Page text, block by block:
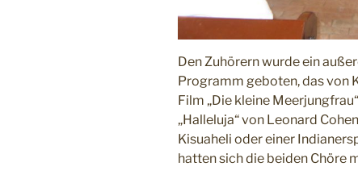
Den Zuhörern wurde ein
Programm geboten, das von
Film „Die kleine
„Halleluja“ von Leonard
Kisuaheli oder einer
hatten sich die beiden Chöre